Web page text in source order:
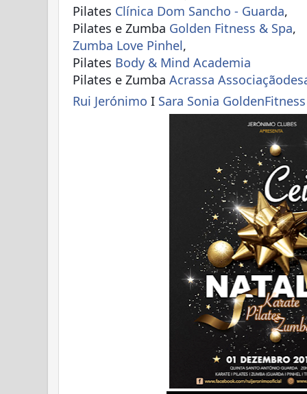
Pilates Clínica Dom Sancho - Guarda,
Pilates e Zumba Golden Fitness & Spa,
Zumba Love Pinhel,
Pilates Body & Mind Academia
Pilates e Zumba Acrassa
Rui Jerónimo I Sara Sonia